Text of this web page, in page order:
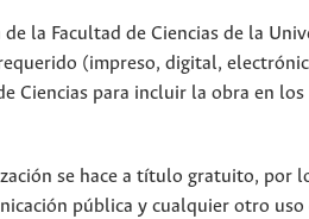
la Facultad de Ciencias de la
(impreso, digital,
Ciencias para incluir la obra en
se hace a título gratuito, por
pública y cualquier otro